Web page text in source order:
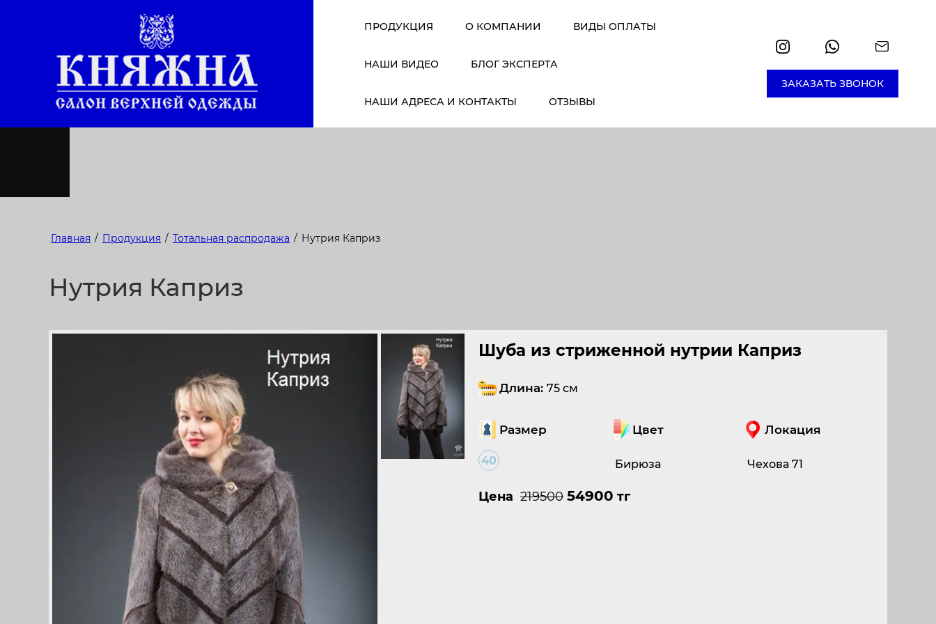
ПРОДУКЦИЯ О КОМПАНИИ ВИДЫ ОПЛАТЫ
НАШИ ВИДЕО БЛОГ ЭКСПЕРТА
НАШИ АДРЕСА И КОНТАКТЫ ОТЗЫВЫ
ЗАКАЗАТЬ ЗВОНОК
Главная / Продукция / Тотальная распродажа / Нутрия Каприз
Нутрия Каприз
Шуба из стриженной нутрии Каприз
Длина: 75 см
Размер Цвет Локация
40 Бирюза Чехова 71
Цена 219500 54900 тг